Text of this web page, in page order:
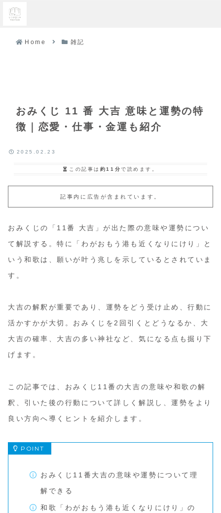
Home 雑記
おみくじ 11 番 大吉 意味と運勢の特
徴｜恋愛・仕事・金運も紹介
2025.02.23
この記事は 約11分で読めます。
記事内に広告が含まれています。
おみくじの「11番 大吉」が出た際の意味や運勢につい
て解説する。特に「わがおもう港も近くなりにけり」と
いう和歌は、願いが叶う兆しを示しているとされていま
す。
大吉の解釈が重要であり、運勢をどう受け止め、行動に
活かすかが大切。おみくじを2回引くとどうなるか、大
大吉の確率、大吉の多い神社など、気になる点も掘り下
げます。
この記事では、おみくじ11番の大吉の意味や和歌の解
釈、引いた後の行動について詳しく解説し、運勢をより
良い方向へ導くヒントを紹介します。
おみくじ11番大吉の意味や運勢について理
解できる
和歌「わがおもう港も近くなりにけり」の